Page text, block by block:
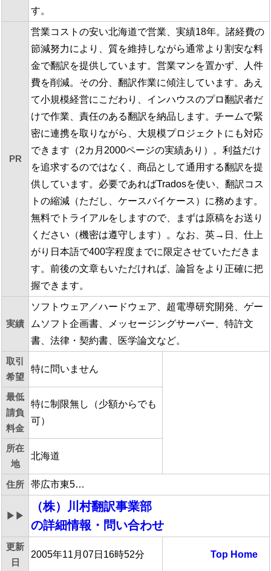
す。
PR
営業コストの安い北海道で営業、実績18年。諸経費の
節減努力により、質を維持しながら通常より割安な料
金で翻訳を提供しています。営業マンを置かず、人件
費を削減。その分、翻訳作業に傾注しています。あえ
て小規模経営にこだわり、インハウスのプロ翻訳者だ
けで作業、責任のある翻訳を納品します。チームで緊
密に連携を取りながら、大規模プロジェクトにも対応
できます（2カ月2000ページの実績あり）。利益だけ
を追求するのではなく、商品として通用する翻訳を提
供しています。必要であればTradosを使い、翻訳コス
トの縮減（ただし、ケースバイケース）に務めます。
無料でトライアルをしますので、まずは原稿をお送り
ください（機密は遵守します）。なお、英→日、仕上
がり日本語で400字程度までに限定させていただきま
す。前後の文章もいただければ、論旨をより正確に把
握できます。
実績
ソフトウェア／ハードウェア、超電導研究開発、ゲー
ムソフト企画書、メッセージングサーバー、特許文
書、法律・契約書、医学論文など。
取引
希望
特に問いません
最低
請負
料金
特に制限無し（少額からでも
可）
所在
地
北海道
住所 帯広市東5…
▶▶
（株）川村翻訳事業部
の詳細情報・問い合わせ
更新
日
2005年11月07日16時52分 Top Home